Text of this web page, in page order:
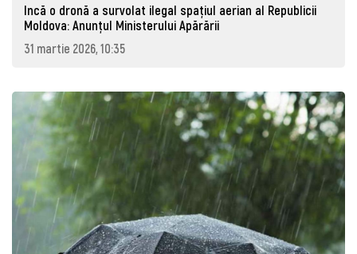
Incă o dronă a survolat ilegal spațiul aerian al Republicii
Moldova: Anunţul Ministerului Apărării
31 martie 2026, 10:35